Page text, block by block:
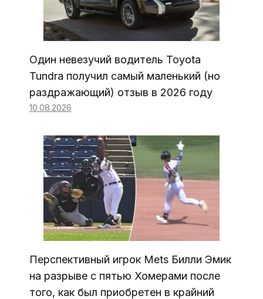
Один невезучий водитель Toyota
Tundra получил самый маленький (но
раздражающий) отзыв в 2026 году
10.08.2026
Перспективный игрок Mets Билли Эмик
на разрыве с пятью Хомерами после
того, как был приобретен в крайний